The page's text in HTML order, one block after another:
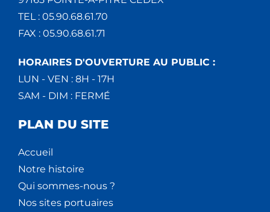
TEL : 05.90.68.61.70
FAX : 05.90.68.61.71
HORAIRES D'OUVERTURE AU PUBLIC :
LUN - VEN : 8H - 17H
SAM - DIM : FERMÉ
PLAN DU SITE
Accueil
Notre histoire
Qui sommes-nous ?
Nos sites portuaires